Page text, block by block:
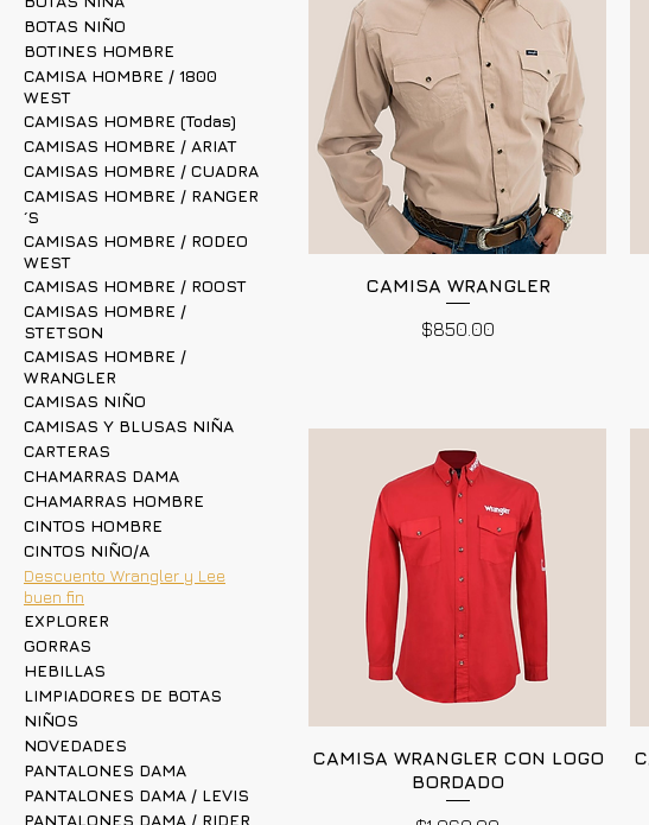
BOTAS NIÑO
BOTINES HOMBRE
CAMISA HOMBRE / 1800
WEST
CAMISAS HOMBRE (Todas)
CAMISAS HOMBRE / ARIAT
CAMISAS HOMBRE / CUADRA
CAMISAS HOMBRE / RANGER
´S
CAMISAS HOMBRE / RODEO
WEST
CAMISAS HOMBRE / ROOST
CAMISAS HOMBRE /
STETSON
CAMISAS HOMBRE /
WRANGLER
CAMISAS NIÑO
CAMISAS Y BLUSAS NIÑA
CARTERAS
CHAMARRAS DAMA
CHAMARRAS HOMBRE
CINTOS HOMBRE
CINTOS NIÑO/A
Descuento Wrangler y Lee
buen fin
EXPLORER
GORRAS
HEBILLAS
LIMPIADORES DE BOTAS
NIÑOS
NOVEDADES
PANTALONES DAMA
PANTALONES DAMA / LEVIS
PANTALONES DAMA / RIDER
CAMISA WRANGLER
Precio
$850.00
CAMISA WRANGLER CON LOGO
BORDADO